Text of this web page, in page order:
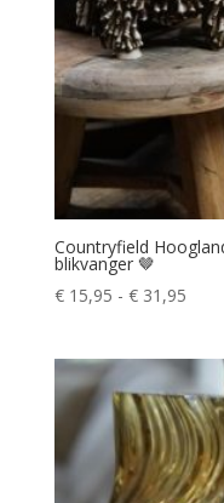
Countryfield
blikvanger 🤎
€15,95 - €31,95
€